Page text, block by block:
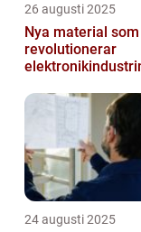
26 augusti 2025
Nya material som
revolutionerar
24 augusti 2025